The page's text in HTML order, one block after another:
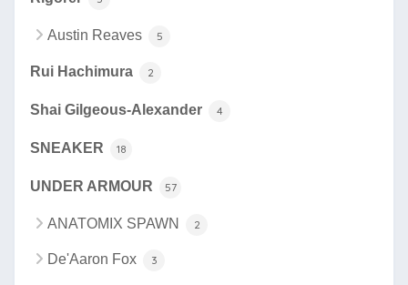
Austin Reaves 5
Rui Hachimura 2
Shai Gilgeous-Alexander 4
SNEAKER 18
UNDER ARMOUR 57
ANATOMIX SPAWN 2
De'Aaron Fox 3